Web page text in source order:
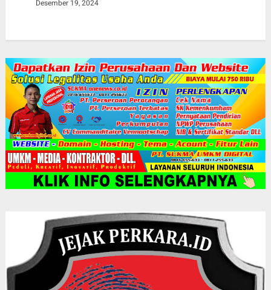
Desember 19, 2024